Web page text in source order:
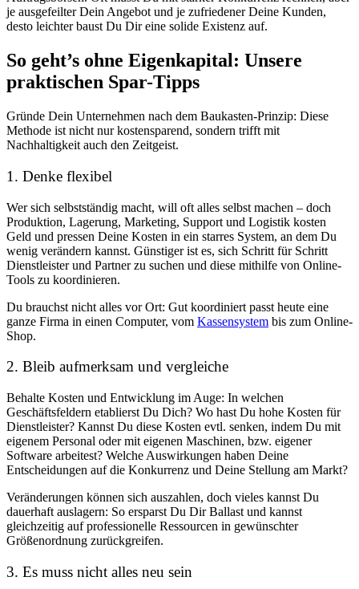
je ausgefeilter Dein Angebot und je zufriedener Deine Kunden,
desto leichter baust Du Dir eine solide Existenz auf.
So geht’s ohne Eigenkapital: Unsere
praktischen Spar-Tipps
Gründe Dein Unternehmen nach dem Baukasten-Prinzip: Diese
Methode ist nicht nur kostensparend, sondern trifft mit
Nachhaltigkeit auch den Zeitgeist.
1. Denke flexibel
Wer sich selbstständig macht, will oft alles selbst machen – doch
Produktion, Lagerung, Marketing, Support und Logistik kosten
Geld und pressen Deine Kosten in ein starres System, an dem Du
wenig verändern kannst. Günstiger ist es, sich Schritt für Schritt
Dienstleister und Partner zu suchen und diese mithilfe von Online-
Tools zu koordinieren.
Du brauchst nicht alles vor Ort: Gut koordiniert passt heute eine
ganze Firma in einen Computer, vom Kassensystem bis zum Online-
Shop.
2. Bleib aufmerksam und vergleiche
Behalte Kosten und Entwicklung im Auge: In welchen
Geschäftsfeldern etablierst Du Dich? Wo hast Du hohe Kosten für
Dienstleister? Kannst Du diese Kosten evtl. senken, indem Du mit
eigenem Personal oder mit eigenen Maschinen, bzw. eigener
Software arbeitest? Welche Auswirkungen haben Deine
Entscheidungen auf die Konkurrenz und Deine Stellung am Markt?
Veränderungen können sich auszahlen, doch vieles kannst Du
dauerhaft auslagern: So ersparst Du Dir Ballast und kannst
gleichzeitig auf professionelle Ressourcen in gewünschter
Größenordnung zurückgreifen.
3. Es muss nicht alles neu sein